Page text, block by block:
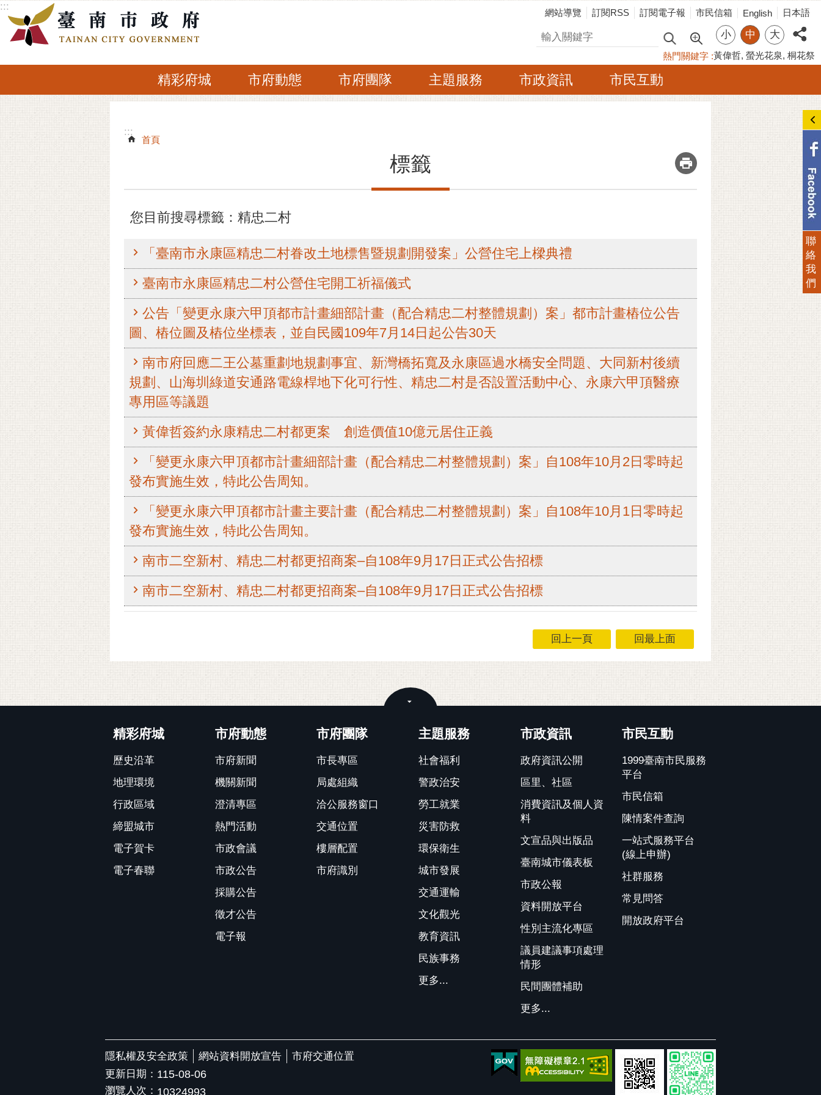
跳到主要內容區塊
:::
網站導覽 訂閱RSS 訂閱電子報 市民信箱 English 日本語
搜尋 小 中 大
熱門關鍵字 黃偉哲 螢光花泉 桐花祭
精彩府城 市府動態 市府團隊 主題服務 市政資訊 市民互動
:::
:::
首頁
標籤 _
您目前搜尋標籤：精忠二村
「臺南市永康區精忠二村眷改土地標售暨規劃開發案」公營住宅上樑典禮
臺南市永康區精忠二村公營住宅開工祈福儀式
公告「變更永康六甲頂都市計畫細部計畫（配合精忠二村整體規劃）案」都市計畫樁位公告
圖、樁位圖及樁位坐標表，並自民國109年7月14日起公告30天
南市府回應二王公墓重劃地規劃事宜、新灣橋拓寬及永康區過水橋安全問題、大同新村後續
規劃、山海圳綠道安通路電線桿地下化可行性、精忠二村是否設置活動中心、永康六甲頂醫療
專用區等議題
黃偉哲簽約永康精忠二村都更案 創造價值10億元居住正義
「變更永康六甲頂都市計畫細部計畫（配合精忠二村整體規劃）案」自108年10月2日零時起
發布實施生效，特此公告周知。
「變更永康六甲頂都市計畫主要計畫（配合精忠二村整體規劃）案」自108年10月1日零時起
發布實施生效，特此公告周知。
南市二空新村、精忠二村都更招商案–自108年9月17日正式公告招標
南市二空新村、精忠二村都更招商案–自108年9月17日正式公告招標
回上一頁 回最上面
精彩府城
歷史沿革
地理環境
行政區域
締盟城市
電子賀卡
電子春聯
市府動態
市府新聞
機關新聞
澄清專區
熱門活動
市政會議
市政公告
採購公告
徵才公告
電子報
市府團隊
市長專區
局處組織
洽公服務窗口
交通位置
樓層配置
市府識別
主題服務
社會福利
警政治安
勞工就業
災害防救
環保衛生
城市發展
交通運輸
文化觀光
教育資訊
民族事務
更多...
市政資訊
政府資訊公開
區里、社區
消費資訊及個人資
料
文宣品與出版品
臺南城市儀表板
市政公報
資料開放平台
性別主流化專區
議員建議事項處理
情形
民間團體補助
更多...
市民互動
1999臺南市民服務
平台
市民信箱
陳情案件查詢
一站式服務平台
(線上申辦)
社群服務
常見問答
開放政府平台
隱私權及安全政策 網站資料開放宣告
市府交通位置
更新日期： 115-08-06
瀏覽人次： 10324993
聯
絡
我
們